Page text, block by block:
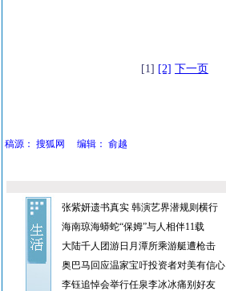
[1] [2] 下一页
稿源： 搜狐网 编辑： 俞越
张紫妍遗书真实 韩演艺界潜规则横行
海南琼海蟒蛇“保姆”与人相伴11载
大陆千人团游日月潭所乘游艇遭枪击
奥巴马回应温家宝吁投资者对美有信心
李钰追悼会举行任泉李冰冰痛别好友